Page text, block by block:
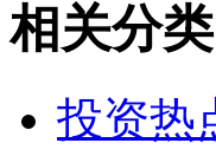
相关分类
投资热